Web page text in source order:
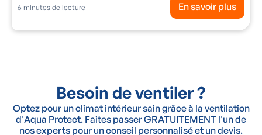
6 minutes de lecture En savoir plus
Besoin de ventiler ?
Optez pour un climat intérieur sain grâce à la ventilation
d'Aqua Protect. Faites passer GRATUITEMENT l'un de
nos experts pour un conseil personnalisé et un devis.